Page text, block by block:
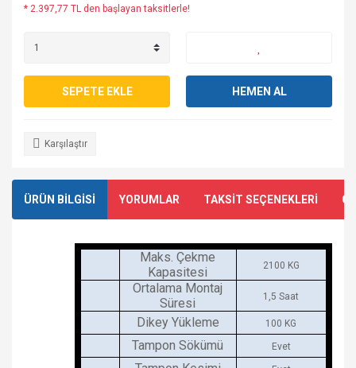
* 2.397,77 TL den başlayan taksitlerle!
SEPETE EKLE HEMEN AL
Karşılaştır
ÜRÜN BİLGİSİ YORUMLAR TAKSİT SEÇENEKLERİ
Maks. Çekme
Kapasitesi
2100 KG
Ortalama Montaj
Süresi
1,5 Saat
Dikey Yükleme 100 KG
Tampon Sökümü Evet